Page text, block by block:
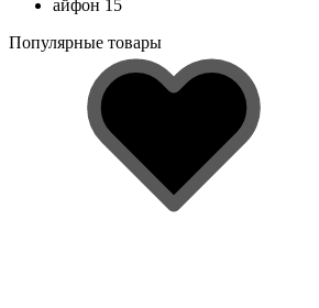
айфон 15
Популярные товары